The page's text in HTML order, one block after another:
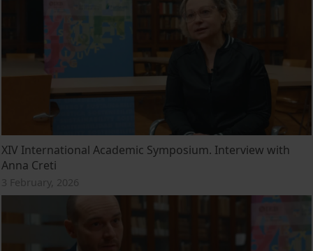
XIV International Academic Symposium. Interview with
Anna Creti
3 February, 2026